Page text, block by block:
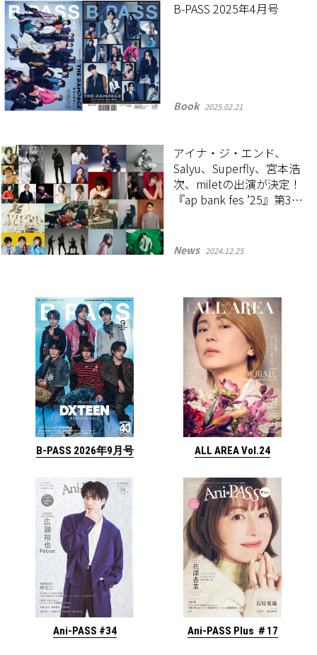
B-PASS 2025年4月号
Book 2025.02.21
アイナ・ジ・エンド、
Salyu、Superfly、宮本浩
次、miletの出演が決定！
『ap bank fes ’25』第3弾
News 2024.12.25
B-PASS 2026年9月号 ALL AREA Vol.24
Ani-PASS #34 Ani-PASS Plus ＃17